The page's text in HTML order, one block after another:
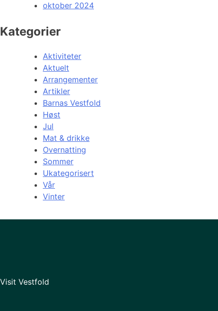
oktober 2024
Kategorier
Aktiviteter
Aktuelt
Arrangementer
Artikler
Barnas Vestfold
Høst
Jul
Mat & drikke
Overnatting
Sommer
Ukategorisert
Vår
Vinter
Visit Vestfold